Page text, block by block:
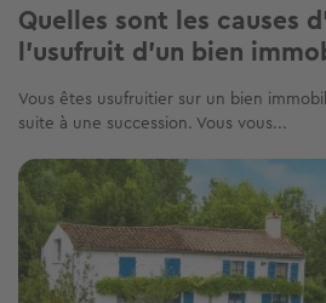
Quelles sont les causes
l’usufruit d'un bien
Vous êtes usufruitier sur un bien
suite à une succession. Vous vous...
Image